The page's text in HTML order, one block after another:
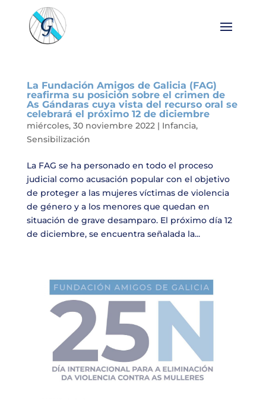
La Fundación Amigos de Galicia (FAG)
reafirma su posición sobre el crimen de
As Gándaras cuya vista del recurso oral se
celebrará el próximo 12 de diciembre
miércoles, 30 noviembre 2022| Infancia,
Sensibilización
La FAG se ha personado en todo el proceso
judicial como acusación popular con el objetivo
de proteger a las mujeres víctimas de violencia
de género y a los menores que quedan en
situación de grave desamparo. El próximo día 12
de diciembre, se encuentra señalada la...